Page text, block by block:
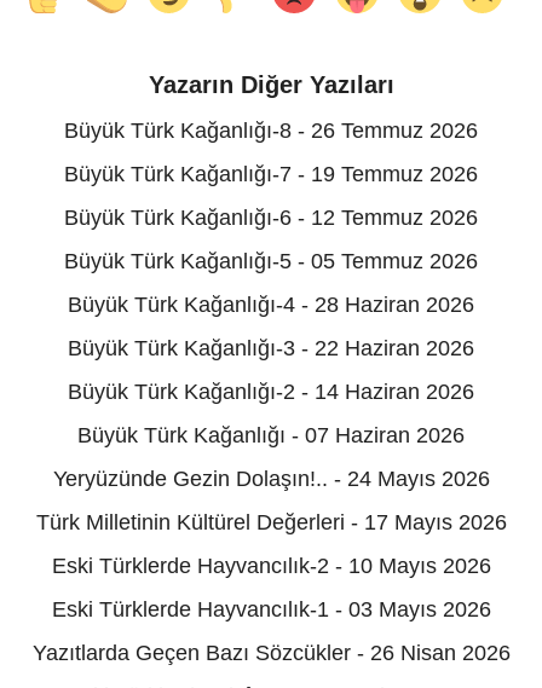
Yazarın Diğer Yazıları
Büyük Türk Kağanlığı-8 - 26 Temmuz 2026
Büyük Türk Kağanlığı-7 - 19 Temmuz 2026
Büyük Türk Kağanlığı-6 - 12 Temmuz 2026
Büyük Türk Kağanlığı-5 - 05 Temmuz 2026
Büyük Türk Kağanlığı-4 - 28 Haziran 2026
Büyük Türk Kağanlığı-3 - 22 Haziran 2026
Büyük Türk Kağanlığı-2 - 14 Haziran 2026
Büyük Türk Kağanlığı - 07 Haziran 2026
Yeryüzünde Gezin Dolaşın!.. - 24 Mayıs 2026
Türk Milletinin Kültürel Değerleri - 17 Mayıs 2026
Eski Türklerde Hayvancılık-2 - 10 Mayıs 2026
Eski Türklerde Hayvancılık-1 - 03 Mayıs 2026
Yazıtlarda Geçen Bazı Sözcükler - 26 Nisan 2026